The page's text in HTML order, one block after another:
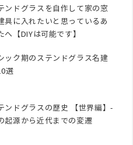
ンドグラスを自作して家の窓
具に入れたいと思っているあ
へ【DIYは可能です】
ック期のステンドグラス名建
選
ンドグラスの歴史 【世界編】-
起源から近代までの変遷